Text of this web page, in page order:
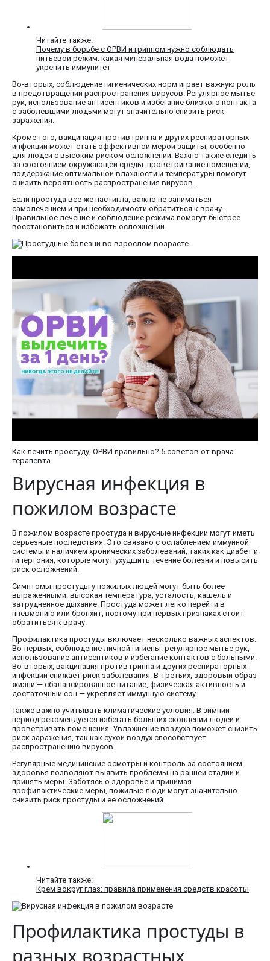
Читайте также:
Почему в борьбе с ОРВИ и гриппом нужно соблюдать
питьевой режим: какая минеральная вода поможет
укрепить иммунитет
Во-вторых, соблюдение гигиенических норм играет важную роль
в предотвращении распространения вирусов. Регулярное мытье
рук, использование антисептиков и избегание близкого контакта
с заболевшими людьми могут значительно снизить риск
заражения.
Кроме того, вакцинация против гриппа и других респираторных
инфекций может стать эффективной мерой защиты, особенно
для людей с высоким риском осложнений. Важно также следить
за состоянием окружающей среды: проветривание помещений,
поддержание оптимальной влажности и температуры помогут
снизить вероятность распространения вирусов.
Если простуда все же настигла, важно не заниматься
самолечением и при необходимости обратиться к врачу.
Правильное лечение и соблюдение режима помогут быстрее
восстановиться и избежать осложнений.
Как лечить простуду, ОРВИ правильно? 5 советов от врача
терапевта
Вирусная инфекция в
пожилом возрасте
В пожилом возрасте простуда и вирусные инфекции могут иметь
серьезные последствия. Это связано с ослаблением иммунной
системы и наличием хронических заболеваний, таких как диабет и
гипертония, которые могут ухудшить течение болезни и повысить
риск осложнений.
Симптомы простуды у пожилых людей могут быть более
выраженными: высокая температура, усталость, кашель и
затрудненное дыхание. Простуда может легко перейти в
пневмонию или бронхит, поэтому при первых признаках стоит
обратиться к врачу.
Профилактика простуды включает несколько важных аспектов.
Во-первых, соблюдение личной гигиены: регулярное мытье рук,
использование антисептиков и избегание контактов с больными.
Во-вторых, вакцинация против гриппа и других респираторных
инфекций снижает риск заболевания. В-третьих, здоровый образ
жизни — сбалансированное питание, физическая активность и
достаточный сон — укрепляет иммунную систему.
Также важно учитывать климатические условия. В зимний
период рекомендуется избегать больших скоплений людей и
проветривать помещения. Увлажнение воздуха поможет снизить
риск заражения, так как сухой воздух способствует
распространению вирусов.
Регулярные медицинские осмотры и контроль за состоянием
здоровья позволяют выявить проблемы на ранней стадии и
принять меры. Заботясь о здоровье и принимая
профилактические меры, пожилые люди могут значительно
снизить риск простуды и ее осложнений.
Читайте также:
Крем вокруг глаз: правила применения средств красоты
Профилактика простуды в
разных возрастных